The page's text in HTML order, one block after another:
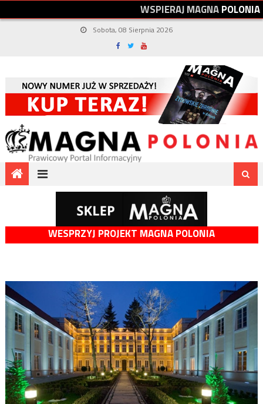
WSPIERAJMAGNAPOLONIA
Sobota, 08 Sierpnia 2026
WESPRZYJ PROJEKT MAGNA POLONIA